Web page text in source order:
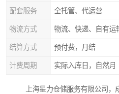
配套服务 全托管、代运营
物流方式 物流、快递、自有运
结算方式 预付费，月结
计费周期 实际入库日，自然月
上海星力仓储服务有限公司，